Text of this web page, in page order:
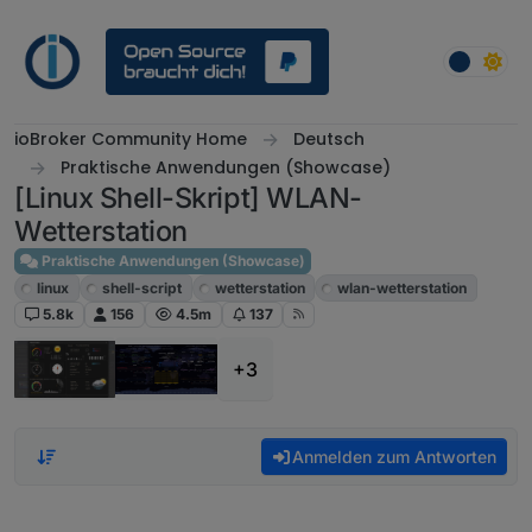
ioBroker Community Home
Deutsch
Praktische Anwendungen (Showcase)
[Linux Shell-Skript] WLAN-
Wetterstation
Praktische Anwendungen (Showcase)
linux
shell-script wetterstation
wlan-wetterstation
5.8k
156 4.5m 137
+3
Anmelden zum Antworten